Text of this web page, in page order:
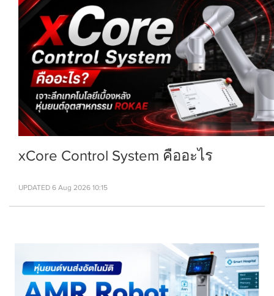
xCore Control System คืออะไร
UPDATED 6 Aug 2026 10:15